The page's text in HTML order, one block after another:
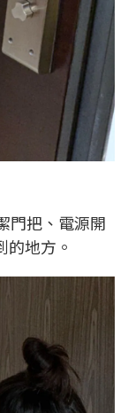
門把、電源開
地方。